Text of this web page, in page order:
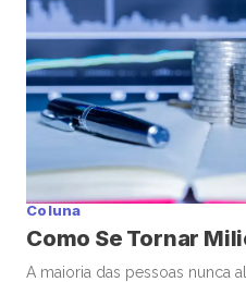
Coluna
Como Se Tornar
A maioria das pessoas nunca